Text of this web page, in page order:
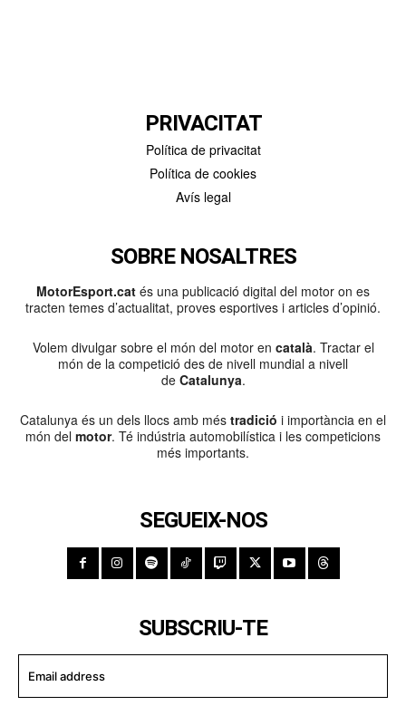
PRIVACITAT
Política de privacitat
Política de cookies
Avís legal
SOBRE NOSALTRES
MotorEsport.cat és una publicació digital del motor on es
tracten temes d’actualitat, proves esportives i articles d’opinió.
Volem divulgar sobre el món del motor en català. Tractar el
món de la competició des de nivell mundial a nivell
de Catalunya.
Catalunya és un dels llocs amb més tradició i importància en el
món del motor. Té indústria automobilística i les competicions
més importants.
SEGUEIX-NOS
SUBSCRIU-TE